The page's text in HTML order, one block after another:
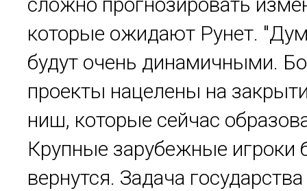
которые ожидают Рунет.
будут очень динамичными.
проекты нацелены на
ниш, которые сейчас
Крупные зарубежные игроки
вернутся. Задача государства